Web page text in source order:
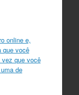
online e,
que você
que você
de